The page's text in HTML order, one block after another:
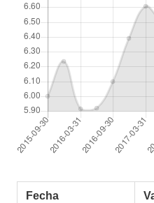
Fecha